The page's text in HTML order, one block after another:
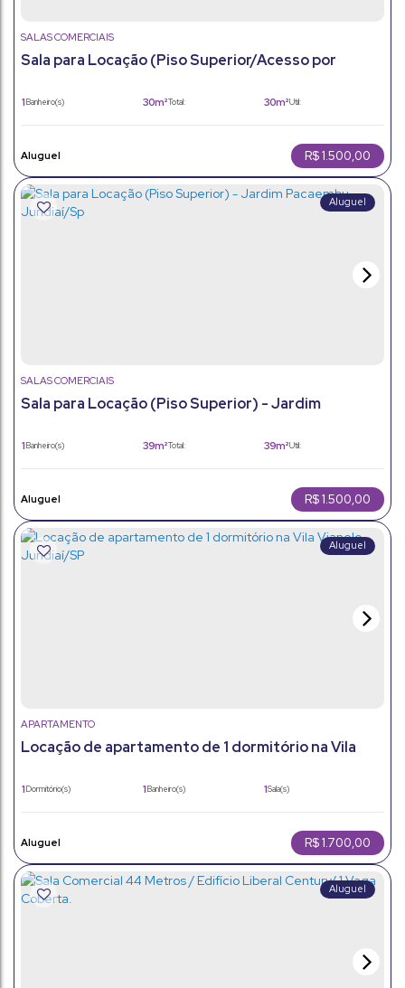
Sala para Locação (Piso Superior/Acesso por
João - Jundiaí/Sp
SALAS COMERCIAIS
R$1.500,00
1Banheiro(s) Total:
30m² Útil:
30m²
Sala para Locação (Piso Superior) - Jardim
SALAS COMERCIAIS
R$1.500,00
1Banheiro(s) Total:
39m² Útil:
39m²
Locação de apartamento de 1 dormitório na Vila
APARTAMENTO
R$1.700,00
1Dormitório(s) 1Banheiro(s) 1Sala(s)